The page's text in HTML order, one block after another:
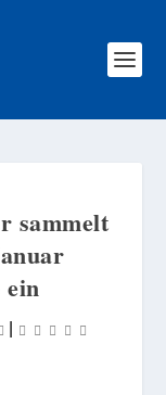
sammelt
ein
|